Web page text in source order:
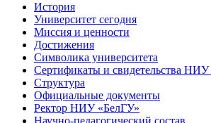
История
Университет сегодня
Миссия и ценности
Достижения
Символика университета
Сертификаты и свидетельства
Структура
Официальные документы
Ректор НИУ «БелГУ»